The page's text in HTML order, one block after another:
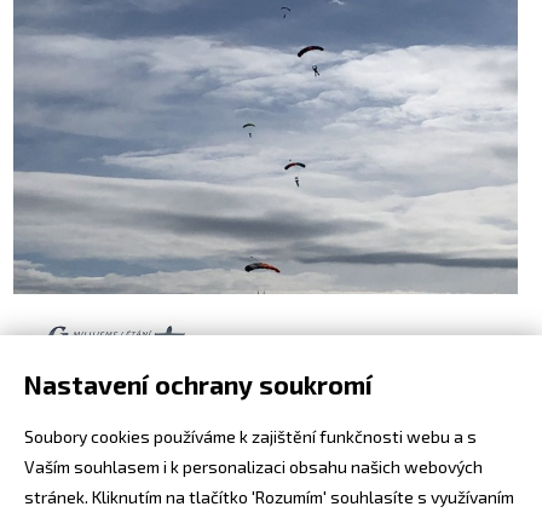
Nastavení ochrany soukromí
Soubory cookies používáme k zajištění funkčnosti webu a s
Vaším souhlasem i k personalizaci obsahu našich webových
stránek. Kliknutím na tlačítko 'Rozumím' souhlasíte s využívaním